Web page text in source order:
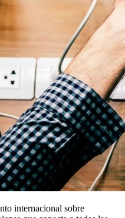
internacional sobre